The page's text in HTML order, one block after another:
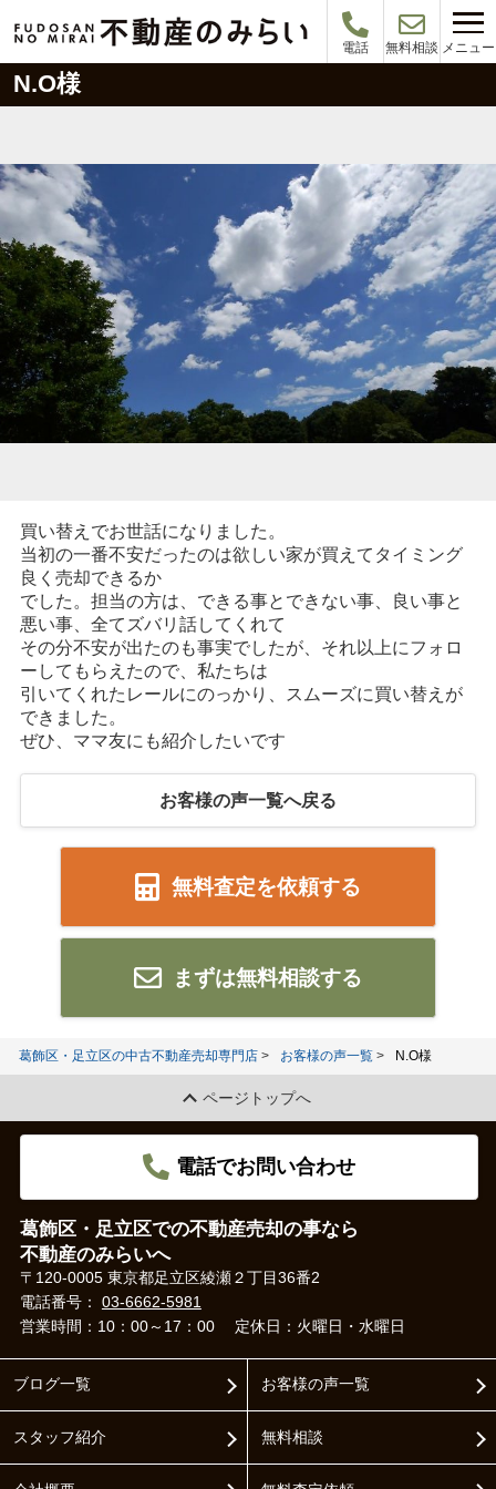
電話 無料相談 メニュー
N.O様
買い替えでお世話になりました。
当初の一番不安だったのは欲しい家が買えてタイミング
良く売却できるか
でした。担当の方は、できる事とできない事、良い事と
悪い事、全てズバリ話してくれて
その分不安が出たのも事実でしたが、それ以上にフォロ
ーしてもらえたので、私たちは
引いてくれたレールにのっかり、スムーズに買い替えが
できました。
ぜひ、ママ友にも紹介したいです
お客様の声一覧へ戻る
無料査定を依頼する
まずは無料相談する
葛飾区・足立区の中古不動産売却専門店 お客様の声一覧 N.O様
ページトップへ
電話でお問い合わせ
葛飾区・足立区での不動産売却の事なら
不動産のみらいへ
〒120-0005 東京都足立区綾瀬２丁目36番2
電話番号： 03-6662-5981
営業時間：10：00～17：00
定休日：火曜日・水曜日
ブログ一覧
スタッフ紹介
お客様の声一覧
無料相談